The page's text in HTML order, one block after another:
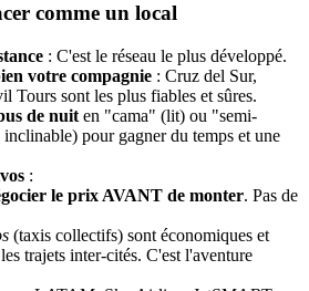
comme un local
: C'est le réseau le plus développé.
votre compagnie : Cruz del Sur,
Tours sont les plus fiables et sûres.
de nuit en "cama" (lit) ou "semi-
inclinable) pour gagner du temps et une
:
le prix AVANT de monter. Pas de
(taxis collectifs) sont économiques et
trajets inter-cités. C'est l'aventure